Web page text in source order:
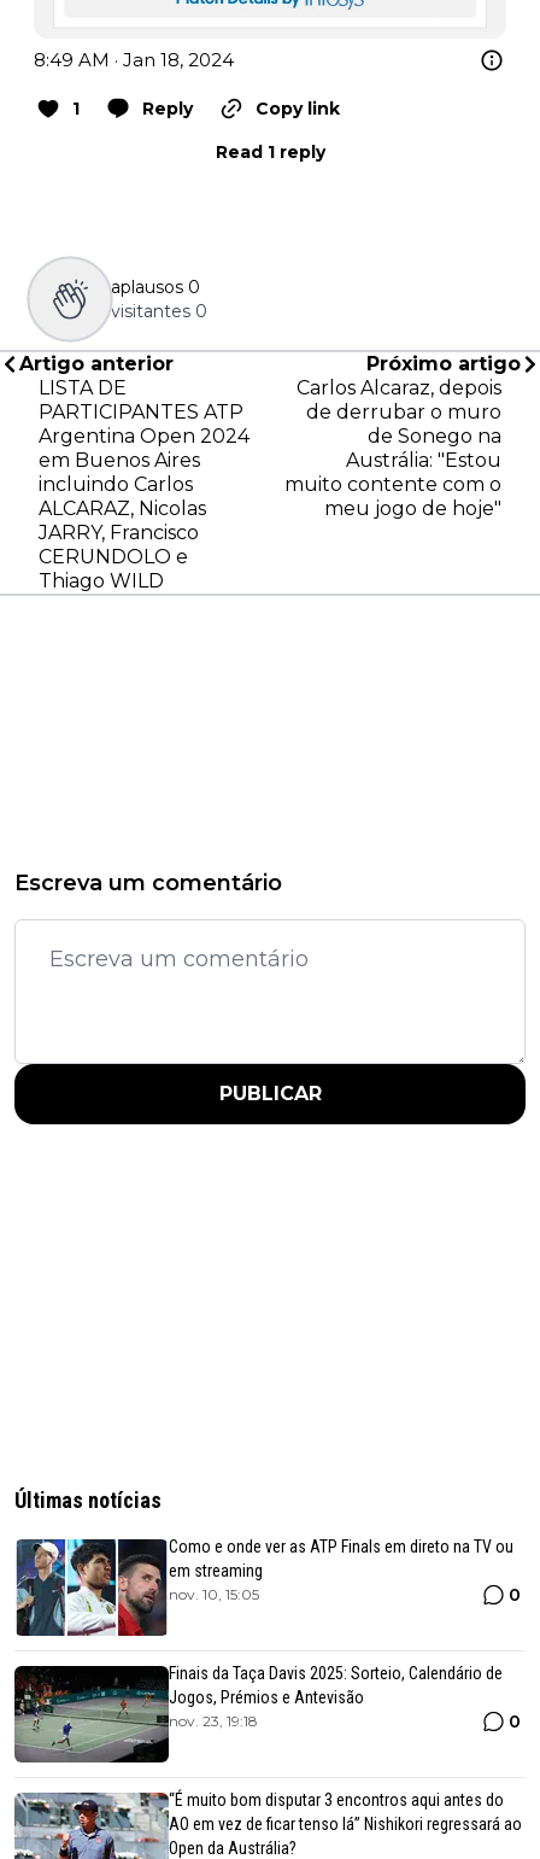
8:49 AM · Jan 18, 2024
1 Reply
Copy link
Read 1 reply
aplausos 0
visitantes 0
Artigo anterior
LISTA DE
PARTICIPANTES ATP
Argentina Open 2024
em Buenos Aires
incluindo Carlos
ALCARAZ, Nicolas
JARRY, Francisco
CERUNDOLO e
Thiago WILD
Próximo artigo
Carlos Alcaraz, depois
de derrubar o muro
de Sonego na
Austrália: "Estou
muito contente com o
meu jogo de hoje"
Escreva um comentário
PUBLICAR
Últimas notícias
Como e onde ver as ATP Finals em direto na TV ou
em streaming
nov. 10, 15:05 0
Finais da Taça Davis 2025: Sorteio, Calendário de
Jogos, Prémios e Antevisão
nov. 23, 19:18 0
“É muito bom disputar 3 encontros aqui antes do
AO em vez de ficar tenso lá” Nishikori regressará ao
Open da Austrália?